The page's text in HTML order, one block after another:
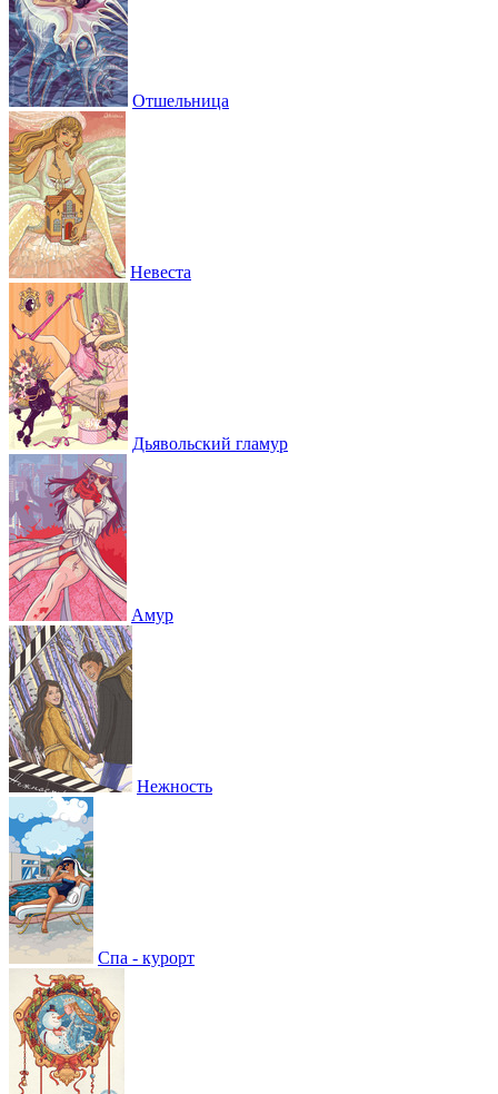
Отшельница
Невеста
Дьявольский гламур
Амур
Нежность
Спа - курорт